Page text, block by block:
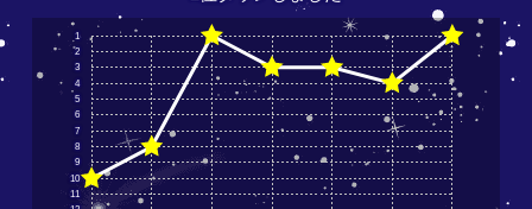
11
10
9
8
7
6
5
4
3
2
1